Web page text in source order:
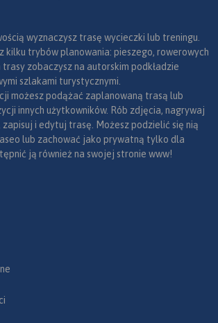
wyznaczysz trasę wycieczki lub treningu.
kilku trybów planowania: pieszego, rowerowych
zobaczysz na autorskim podkładzie
szlakami turystycznymi.
możesz podążać zaplanowaną trasą lub
innych użytkowników. Rób zdjęcia, nagrywaj
i edytuj trasę. Możesz podzielić się nią
lub zachować jako prywatną tylko dla
ją również na swojej stronie www!